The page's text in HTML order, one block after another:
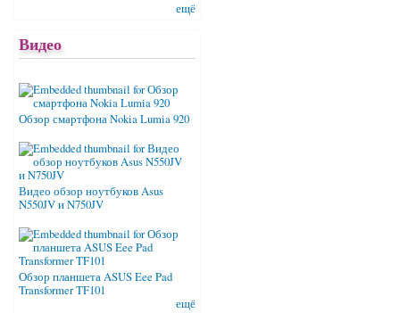
ещё
Видео
Обзор смартфона Nokia Lumia 920
Видео обзор ноутбуков Asus
N550JV и N750JV
Обзор планшета ASUS Eee Pad
Transformer TF101
ещё